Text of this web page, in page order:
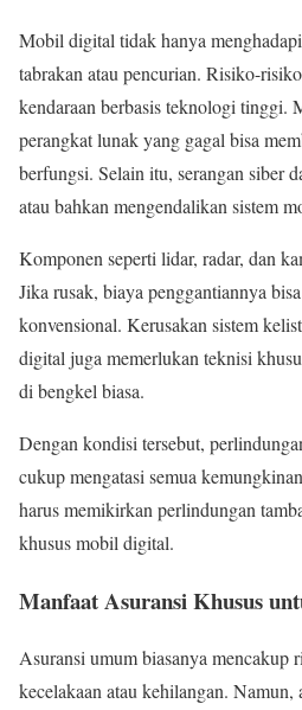
Mobil digital tidak hanya
tabrakan atau pencurian. Risiko-
kendaraan berbasis teknologi tinggi.
perangkat lunak yang gagal bisa
berfungsi. Selain itu, serangan siber
atau bahkan mengendalikan sistem
Komponen seperti lidar, radar, dan
Jika rusak, biaya penggantiannya
konvensional. Kerusakan sistem
digital juga memerlukan teknisi
di bengkel biasa.
Dengan kondisi tersebut,
cukup mengatasi semua
harus memikirkan perlindungan
khusus mobil digital.
Manfaat Asuransi Khusus
Asuransi umum biasanya mencakup
kecelakaan atau kehilangan. Namun,